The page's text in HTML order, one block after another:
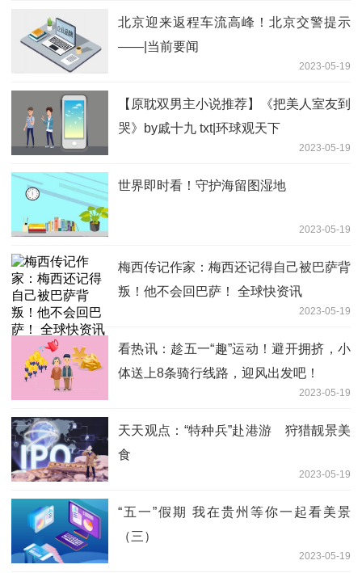
北京迎来返程车流高峰！北京交警提示
——|当前要闻
2023-05-19
【原耽双男主小说推荐】《把美人室友到
哭》by戚十九 txt|环球观天下
2023-05-19
世界即时看！守护海留图湿地
2023-05-19
梅西传记作家：梅西还记得自己被巴萨背
叛！他不会回巴萨！ 全球快资讯
2023-05-19
看热讯：趁五一“趣”运动！避开拥挤，小
体送上8条骑行线路，迎风出发吧！
2023-05-19
天天观点：“特种兵”赴港游 狩猎靓景美
食
2023-05-19
“五一”假期 我在贵州等你一起看美景
（三）
2023-05-19